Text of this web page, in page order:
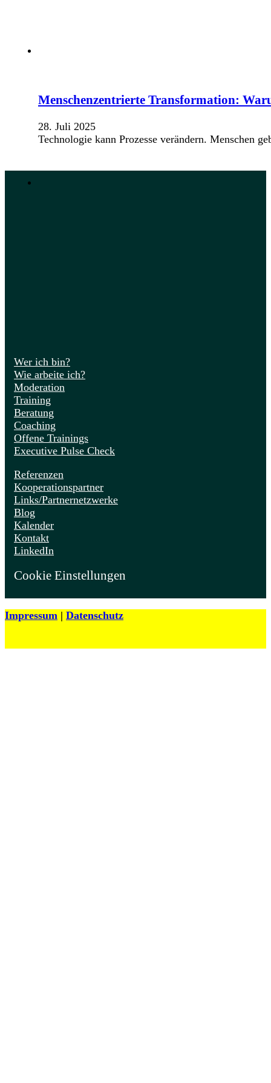
Menschenzentrierte Transformation:
28. Juli 2025
Technologie kann Prozesse verändern. Menschen
Wer ich bin?
Wie arbeite ich?
Moderation
Training
Beratung
Coaching
Offene Trainings
Executive Pulse Check
Referenzen
Kooperationspartner
Links/Partnernetzwerke
Blog
Kalender
Kontakt
LinkedIn
Cookie Einstellungen
Impressum | Datenschutz